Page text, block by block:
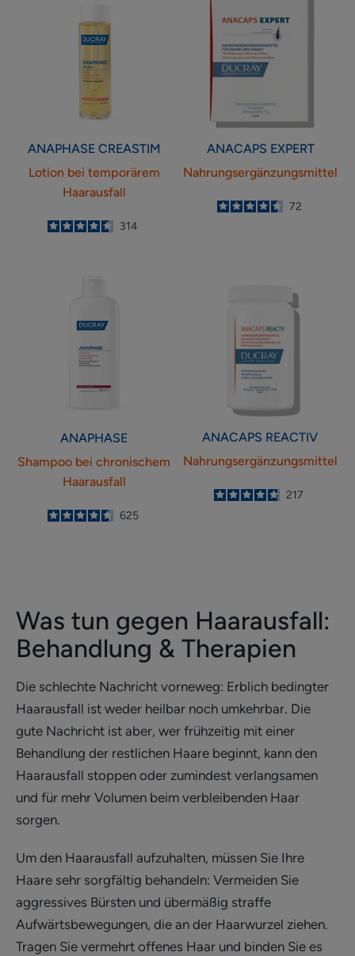
temporärem
Haarausfall
ANAPHASECREASTIM
Lotion bei temporärem
Haarausfall
4.6
/
5
314
ANACAPS EXPERT
Nahrungsergänzungsmittel
4.5
/
5
72
Haarausfall
ANAPHASE
Shampoo bei chronischem
Haarausfall
4.6
/
5
625
ANACAPS REACTIV
Nahrungsergänzungsmittel
4.8
/
5
217
Was tun gegen Haarausfall:
Behandlung & Therapien
Die schlechte Nachricht vorneweg: Erblich bedingter
Haarausfall ist weder heilbar noch umkehrbar. Die
gute Nachricht ist aber, wer frühzeitig mit einer
Behandlung der restlichen Haare beginnt, kann den
Haarausfall stoppen oder zumindest verlangsamen
und für mehr Volumen beim verbleibenden Haar
sorgen.
Um den Haarausfall aufzuhalten, müssen Sie Ihre
Haare sehr sorgfältig behandeln: Vermeiden Sie
aggressives Bürsten und übermäßig straffe
Aufwärtsbewegungen, die an der Haarwurzel ziehen.
Tragen Sie vermehrt offenes Haar und binden Sie es